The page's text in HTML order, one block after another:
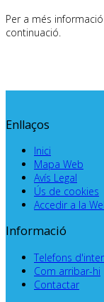
Per a més
continuació.
Enllaços
Inici
Mapa Web
Avís Legal
Ús de cookies
Accedir a la
Informació
Telefons
Com arribar-hi
Contactar